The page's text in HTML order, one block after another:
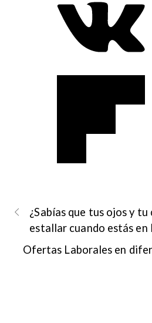
¿Sabías que tus ojos y tu
estallar cuando estás en
Ofertas Laborales en